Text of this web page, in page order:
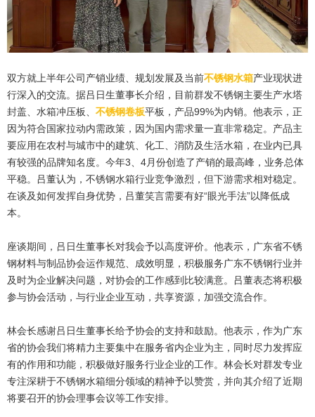
双方就上半年公司产销业绩、规划发展及当前不锈钢水箱产业现状进
行深入的交流。据吕日生董事长介绍，目前群发不锈钢主要生产水塔
封盖、水箱冲压板、不锈钢卷板平板，产品99%为内销。他表示，正
因为符合国家拉动内需政策，因为国内需求量一直非常稳定。产品主
要应用在农村与城市中的建筑、化工、消防及生活水箱，在业内已具
有较强的品牌知名度。今年3、4月份创造了产销的最高峰，业务总体
平稳。吕董认为，不锈钢水箱行业竞争激烈，但下游需求相对稳定。
在谈及如何发挥自身优势，吕董笑言需要有好“眼光手法”以降低成
本。
座谈期间，吕日生董事长对我会予以高度评价。他表示，广东省不锈
钢材料与制品协会运作规范、成效明显，积极服务广东不锈钢行业并
及时为企业解决问题，对协会的工作感到比较满意。吕董表态将积极
参与协会活动，与行业企业互动，共享资源，加强交流合作。
林会长感谢吕日生董事长给予协会的支持和鼓励。他表示，作为广东
省的协会我们将精力主要集中在服务省内企业为主，同时尽力发挥应
有的作用和功能，积极做好服务行业企业的工作。林会长对群发专业
专注深耕于不锈钢水箱细分领域的精神予以赞赏，并向其介绍了近期
将要召开的协会理事会议等工作安排。